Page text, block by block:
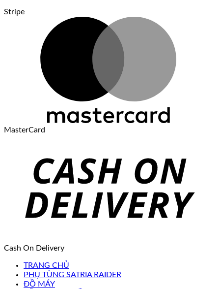
Stripe
MasterCard
Cash On Delivery
TRANG CHỦ
PHỤ TÙNG SATRIA RAIDER
ĐỒ MÁY